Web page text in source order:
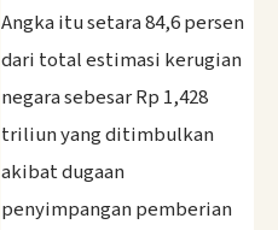
‎Angka itu setara 84,6 persen
dari total estimasi kerugian
negara sebesar Rp 1,428
triliun yang ditimbulkan
akibat dugaan
penyimpangan pemberian